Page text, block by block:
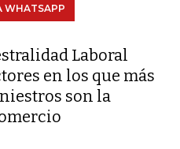
WHATSAPP
Laboral
en los que más
son la